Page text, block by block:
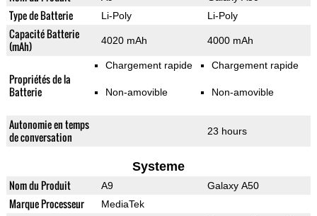
Type de Batterie Li-Poly Li-Poly
Capacité Batterie
(mAh)
4020 mAh 4000 mAh
Propriétés de la
Batterie
Chargement rapide
Non-amovible
Chargement rapide
Non-amovible
Autonomie en temps
de conversation
23 hours
Systeme
Nom du Produit A9 Galaxy A50
Marque Processeur MediaTek